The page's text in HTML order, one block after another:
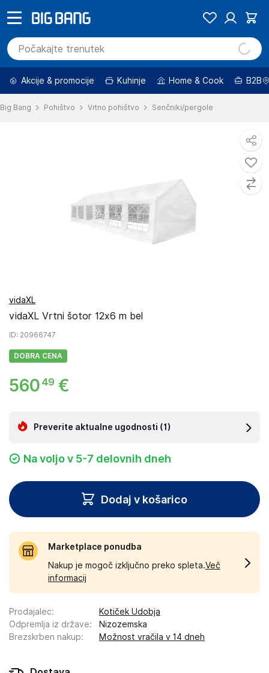
Akcije & promocije Kuhinje Home & Cook B2B
Big Bang Pohištvo Vrtno pohištvo Senčniki/pergole
vidaXL
vidaXL Vrtni šotor 12x6 m bel
ID: 20966747
DOBRA CENA
560 49 €
Preverite aktualne ugodnosti (1)
Na voljo v 5-7 delovnih dneh
Dodaj v košarico
Marketplace ponudba
Nakup je mogoč izključno preko spleta.Več
informacij
Prodajalec:
Kotiček Udobja
Odpremlja iz države:
Nizozemska
Brezskrben nakup: Možnost vračila v 14 dneh